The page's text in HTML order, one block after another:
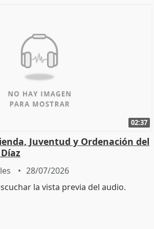
02:37
Juventud y Ordenación del
28/07/2026